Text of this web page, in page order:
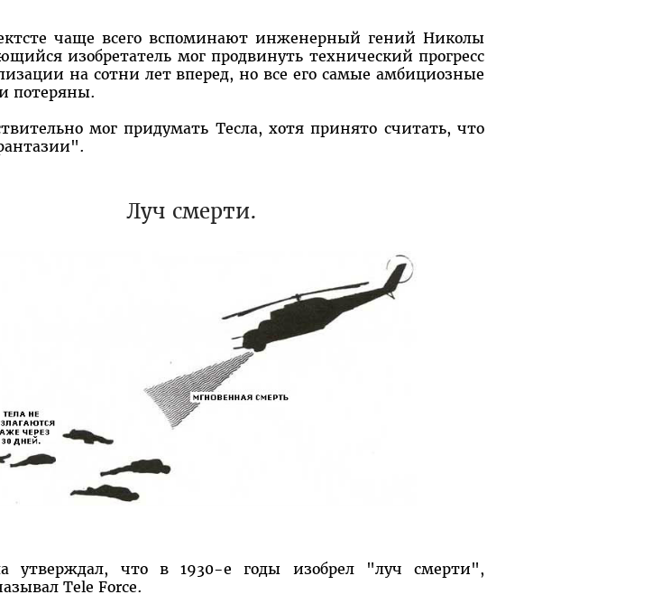
чаще всего вспоминают инженерный гений Николы
изобретатель мог продвинуть технический прогресс
на сотни лет вперед, но все его самые амбициозные
потеряны.
мог придумать Тесла, хотя принято считать, что
Луч смерти.
утверждал, что в 1930-е годы изобрел "луч смерти",
Tele Force.